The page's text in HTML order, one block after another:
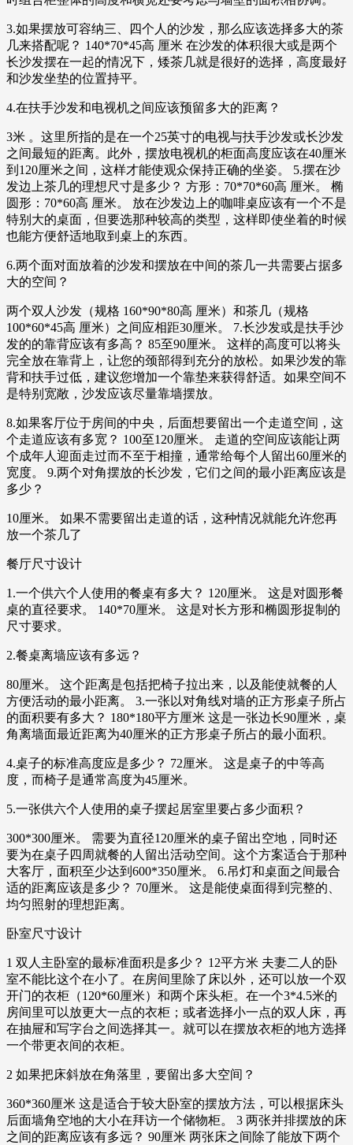
3.如果摆放可容纳三、四个人的沙发，那么应该选择多大的茶
几来搭配呢？ 140*70*45高 厘米 在沙发的体积很大或是两个
长沙发摆在一起的情况下，矮茶几就是很好的选择，高度最好
和沙发坐垫的位置持平。
4.在扶手沙发和电视机之间应该预留多大的距离？
3米 。这里所指的是在一个25英寸的电视与扶手沙发或长沙发
之间最短的距离。此外，摆放电视机的柜面高度应该在40厘米
到120厘米之间，这样才能使观众保持正确的坐姿。 5.摆在沙
发边上茶几的理想尺寸是多少？ 方形：70*70*60高 厘米。 椭
圆形：70*60高 厘米。 放在沙发边上的咖啡桌应该有一个不是
特别大的桌面，但要选那种较高的类型，这样即使坐着的时候
也能方便舒适地取到桌上的东西。
6.两个面对面放着的沙发和摆放在中间的茶几一共需要占据多
大的空间？
两个双人沙发（规格 160*90*80高 厘米）和茶几（规格
100*60*45高 厘米）之间应相距30厘米。 7.长沙发或是扶手沙
发的的靠背应该有多高？ 85至90厘米。 这样的高度可以将头
完全放在靠背上，让您的颈部得到充分的放松。如果沙发的靠
背和扶手过低，建议您增加一个靠垫来获得舒适。如果空间不
是特别宽敞，沙发应该尽量靠墙摆放。
8.如果客厅位于房间的中央，后面想要留出一个走道空间，这
个走道应该有多宽？ 100至120厘米。 走道的空间应该能让两
个成年人迎面走过而不至于相撞，通常给每个人留出60厘米的
宽度。 9.两个对角摆放的长沙发，它们之间的最小距离应该是
多少？
10厘米。 如果不需要留出走道的话，这种情况就能允许您再
放一个茶几了
餐厅尺寸设计
1.一个供六个人使用的餐桌有多大？ 120厘米。 这是对圆形餐
桌的直径要求。 140*70厘米。 这是对长方形和椭圆形捉制的
尺寸要求。
2.餐桌离墙应该有多远？
80厘米。 这个距离是包括把椅子拉出来，以及能使就餐的人
方便活动的最小距离。 3.一张以对角线对墙的正方形桌子所占
的面积要有多大？ 180*180平方厘米 这是一张边长90厘米，桌
角离墙面最近距离为40厘米的正方形桌子所占的最小面积。
4.桌子的标准高度应是多少？ 72厘米。 这是桌子的中等高
度，而椅子是通常高度为45厘米。
5.一张供六个人使用的桌子摆起居室里要占多少面积？
300*300厘米。 需要为直径120厘米的桌子留出空地，同时还
要为在桌子四周就餐的人留出活动空间。这个方案适合于那种
大客厅，面积至少达到600*350厘米。 6.吊灯和桌面之间最合
适的距离应该是多少？ 70厘米。 这是能使桌面得到完整的、
均匀照射的理想距离。
卧室尺寸设计
1 双人主卧室的最标准面积是多少？ 12平方米 夫妻二人的卧
室不能比这个在小了。在房间里除了床以外，还可以放一个双
开门的衣柜（120*60厘米）和两个床头柜。在一个3*4.5米的
房间里可以放更大一点的衣柜；或者选择小一点的双人床，再
在抽屉和写字台之间选择其一。就可以在摆放衣柜的地方选择
一个带更衣间的衣柜。
2 如果把床斜放在角落里，要留出多大空间？
360*360厘米 这是适合于较大卧室的摆放方法，可以根据床头
后面墙角空地的大小在拜访一个储物柜。 3 两张并排摆放的床
之间的距离应该有多远？ 90厘米 两张床之间除了能放下两个